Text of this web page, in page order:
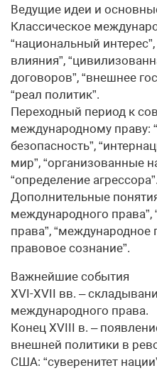
Ведущие идеи и
Классическое
“национальный
влияния”,
договоров”, “внешнее
“реал политик”.
Переходный период к
международному праву:
безопасность”,
мир”, “организованные
“определение агрессора”.
Дополнительные
международного права”,
права”, “международное
правовое сознание”.
Важнейшие события
XVI-XVII вв. –
международного права.
Конец XVIII в. –
внешней политики в
США: “суверенитет